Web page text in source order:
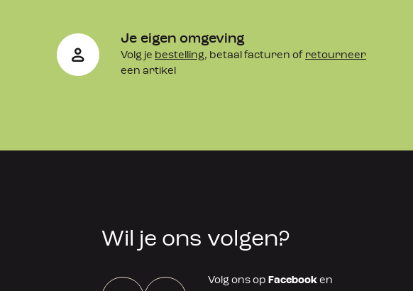
Je eigen omgeving
Volg je bestelling, betaal facturen of retourneer
een artikel
Wil je ons volgen?
Volg ons op Facebook en